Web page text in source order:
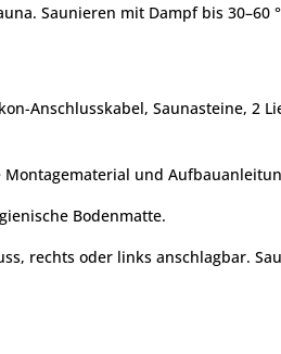
Saunieren mit Dampf bis
Anschlusskabel, Saunasteine, 2
und
Bodenmatte.
rechts oder links anschlagbar.